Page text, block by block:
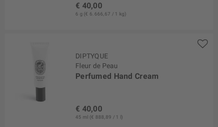
€ 40,00
6 g (€ 6.666,67 / 1 kg)
DIPTYQUE
Fleur de Peau
Perfumed Hand Cream
€ 40,00
45 ml (€ 888,89 / 1 l)